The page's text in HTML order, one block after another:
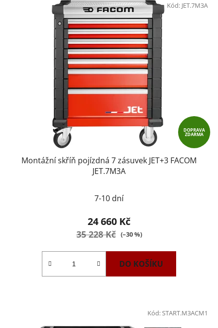
DOPRAVA
ZDARMA
Montážní skříň pojízdná 7 zásuvek JET+3 FACOM
JET.7M3A
7-10 dní
24 660 Kč
35 228 Kč (–30 %)
DO KOŠÍKU
Kód: JET.7M3A
Kód: START.M3ACM1